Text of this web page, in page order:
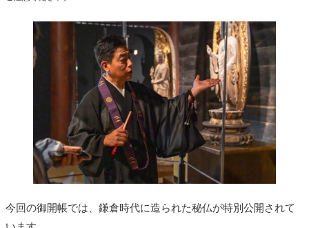
今回の御開帳では、鎌倉時代に造られた秘仏が特別公開されて